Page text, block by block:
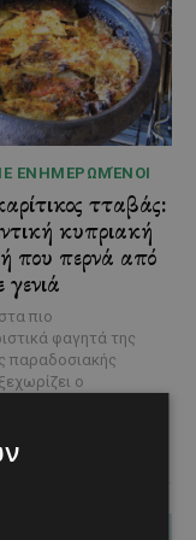
ΕΝΗΜΕΡΩΜΈΝΟΙ
τταβάς:
κυπριακή
που περνά από
γενιά
πιο
φαγητά της
παραδοσιακής
ο